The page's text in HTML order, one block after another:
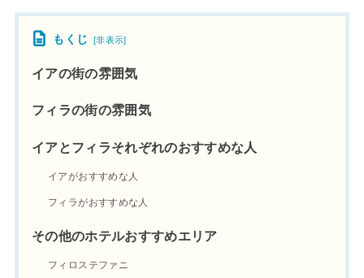
もくじ [非表示]
イアの街の雰囲気
フィラの街の雰囲気
イアとフィラそれぞれのおすすめな人
イアがおすすめな人
フィラがおすすめな人
その他のホテルおすすめエリア
フィロステファニ